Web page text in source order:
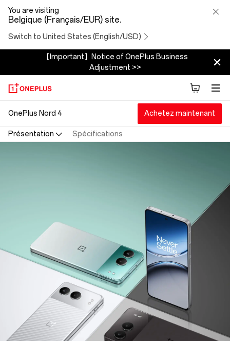
OnePlus
Nord
You are visiting
Belgique (Français/EUR) site.
Switch to United States (English/USD)
【Important】Notice of OnePlus Business
Adjustment >>
OnePlus Nord 4 Achetez maintenant
Présentation Spécifications